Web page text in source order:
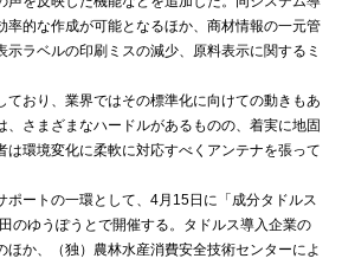
率的な作成が可能となるほか、商材情報の一元管
ラベルの印刷ミスの減少、原料表示に関するミ
ており、業界ではその標準化に向けての動きもあ
、さまざまなハードルがあるものの、着実に地固
は環境変化に柔軟に対応すべくアンテナを張って
ポートの一環として、4月15日に「成分タドルス
のゆうぽうとで開催する。タドルス導入企業の
ほか、（独）農林水産消費安全技術センターによ